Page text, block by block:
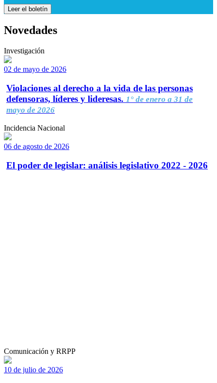
Leer el boletín
Novedades
Investigación
02 de mayo de 2026
Violaciones al derecho a la vida de las personas
defensoras, líderes y lideresas. 1° de enero a 31 de
mayo de 2026
Incidencia Nacional
06 de agosto de 2026
El poder de legislar: análisis legislativo 2022 - 2026
Comunicación y RRPP
10 de julio de 2026